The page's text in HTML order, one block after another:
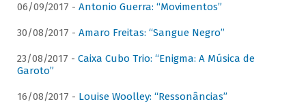
06/09/2017 - Antonio Guerra: “Movimentos”
30/08/2017 - Amaro Freitas: “Sangue Negro”
23/08/2017 - Caixa Cubo Trio: “Enigma: A Música de
Garoto”
16/08/2017 - Louise Woolley: “Ressonâncias”